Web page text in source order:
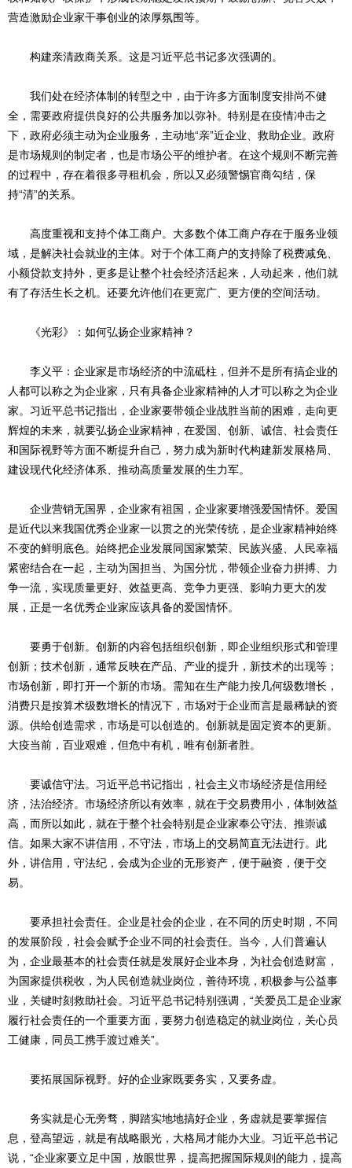
营造激励企业家干事创业的浓厚氛围等。
构建亲清政商关系。这是习近平总书记多次强调的。
我们处在经济体制的转型之中，由于许多方面制度安排尚不健
全，需要政府提供良好的公共服务加以弥补。特别是在疫情冲击之
下，政府必须主动为企业服务，主动地“亲”近企业、救助企业。政府
是市场规则的制定者，也是市场公平的维护者。在这个规则不断完善
的过程中，存在着很多寻租机会，所以又必须警惕官商勾结，保
持“清”的关系。
高度重视和支持个体工商户。大多数个体工商户存在于服务业领
域，是解决社会就业的主体。对于个体工商户的支持除了税费减免、
小额贷款支持外，更多是让整个社会经济活起来，人动起来，他们就
有了存活生长之机。还要允许他们在更宽广、更方便的空间活动。
《光彩》：如何弘扬企业家精神？
李义平：企业家是市场经济的中流砥柱，但并不是所有搞企业的
人都可以称之为企业家，只有具备企业家精神的人才可以称之为企业
家。习近平总书记指出，企业家要带领企业战胜当前的困难，走向更
辉煌的未来，就要弘扬企业家精神，在爱国、创新、诚信、社会责任
和国际视野等方面不断提升自己，努力成为新时代构建新发展格局、
建设现代化经济体系、推动高质量发展的生力军。
企业营销无国界，企业家有祖国，企业家要增强爱国情怀。爱国
是近代以来我国优秀企业家一以贯之的光荣传统，是企业家精神始终
不变的鲜明底色。始终把企业发展同国家繁荣、民族兴盛、人民幸福
紧密结合在一起，主动为国担当、为国分忧，带领企业奋力拼搏、力
争一流，实现质量更好、效益更高、竞争力更强、影响力更大的发
展，正是一名优秀企业家应该具备的爱国情怀。
要勇于创新。创新的内容包括组织创新，即企业组织形式和管理
创新；技术创新，通常反映在产品、产业的提升，新技术的出现等；
市场创新，即打开一个新的市场。需知在生产能力按几何级数增长，
消费只是按算术级数增长的情况下，市场对于企业而言是最稀缺的资
源。供给创造需求，市场是可以创造的。创新就是固定资本的更新。
大疫当前，百业艰难，但危中有机，唯有创新者胜。
要诚信守法。习近平总书记指出，社会主义市场经济是信用经
济，法治经济。市场经济所以有效率，就在于交易费用小，体制效益
高，而所以如此，就在于整个社会特别是企业家奉公守法、推崇诚
信。如果大家不讲信用，不守法，市场上的交易简直无法进行。此
外，讲信用，守法纪，会成为企业的无形资产，便于融资，便于交
易。
要承担社会责任。企业是社会的企业，在不同的历史时期，不同
的发展阶段，社会会赋予企业不同的社会责任。当今，人们普遍认
为，企业最基本的社会责任就是发展好企业本身，为社会创造财富，
为国家提供税收，为人民创造就业岗位，善待环境，积极参与公益事
业，关键时刻救助社会。习近平总书记特别强调，“关爱员工是企业家
履行社会责任的一个重要方面，要努力创造稳定的就业岗位，关心员
工健康，同员工携手渡过难关”。
要拓展国际视野。好的企业家既要务实，又要务虚。
务实就是心无旁骛，脚踏实地地搞好企业，务虚就是要掌握信
息，登高望远，就是有战略眼光，大格局才能办大业。习近平总书记
说，“企业家要立足中国，放眼世界，提高把握国际规则的能力，提高